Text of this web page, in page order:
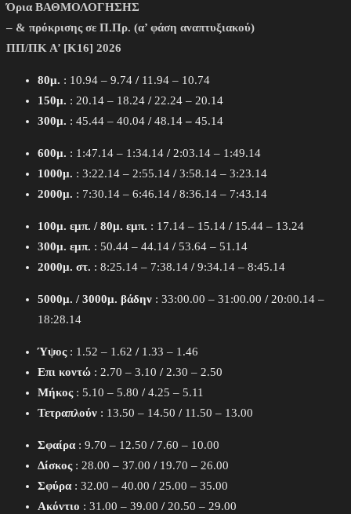
Όρια ΒΑΘΜΟΛΟΓΗΣΗΣ
– & πρόκρισης σε Π.Πρ. (α’ φάση αναπτυξιακού)
ΠΠ/ΠΚ Α’ [Κ16] 2026
80μ. : 10.94 – 9.74 /11.94 – 10.74
150μ. : 20.14 – 18.24 /22.24 – 20.14
300μ. : 45.44 – 40.04 /48.14 – 45.14
600μ. : 1:47.14 – 1:34.14 /2:03.14 – 1:49.14
1000μ. : 3:22.14 – 2:55.14 /3:58.14 – 3:23.14
2000μ. : 7:30.14 – 6:46.14 /8:36.14 – 7:43.14
100μ. εμπ. / 80μ. εμπ. : 17.14 – 15.14 /15.44 – 13.24
300μ. εμπ. : 50.44 – 44.14 /53.64 – 51.14
2000μ. στ. : 8:25.14 – 7:38.14 /9:34.14 – 8:45.14
5000μ. / 3000μ. βάδην : 33:00.00 – 31:00.00 /20:00.14 –
18:28.14
Ύψος: 1.52 – 1.62 /1.33 – 1.46
Επι κοντώ : 2.70 – 3.10 /2.30 – 2.50
Μήκος: 5.10 – 5.80 /4.25 – 5.11
Τετραπλούν : 13.50 – 14.50 /11.50 – 13.00
Σφαίρα : 9.70 – 12.50 /7.60 – 10.00
Δίσκος: 28.00 – 37.00 /19.70 – 26.00
Σφύρα : 32.00 – 40.00 /25.00 – 35.00
Ακόντιο : 31.00 – 39.00 /20.50 – 29.00